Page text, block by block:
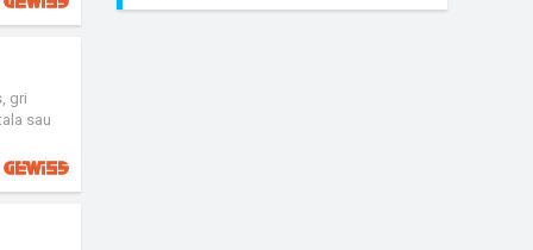
gri
sau